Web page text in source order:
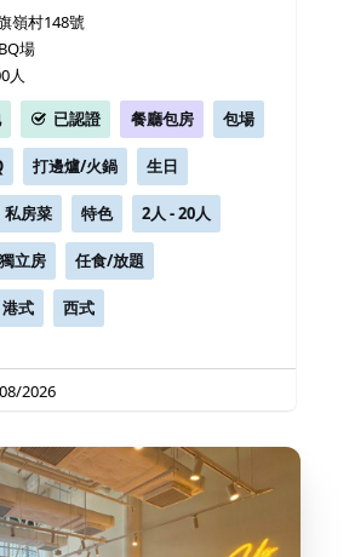
嶺村148號
場
人
已認證 餐廳包房 包場
打邊爐/火鍋 生日
私房菜 特色 2人 - 20人
獨立房 任食/放題
港式 西式
2026